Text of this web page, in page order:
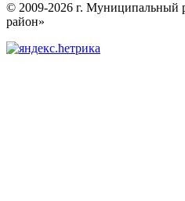
© 2009-2026 г. Муниципальный
район»